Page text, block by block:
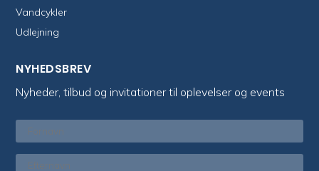
Vandcykler
Udlejning
NYHEDSBREV
Nyheder, tilbud og invitationer til oplevelser og events